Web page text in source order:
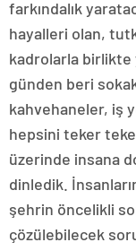
farkındalık
hayalleri olan,
kadrolarla birlikte
günden beri
kahvehaneler, iş
hepsini teker
üzerinde insana
dinledik.
şehrin öncelikli
çözülebilecek